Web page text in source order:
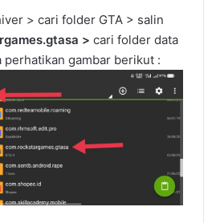
> cari folder GTA > salin
> cari folder data
gambar berikut :